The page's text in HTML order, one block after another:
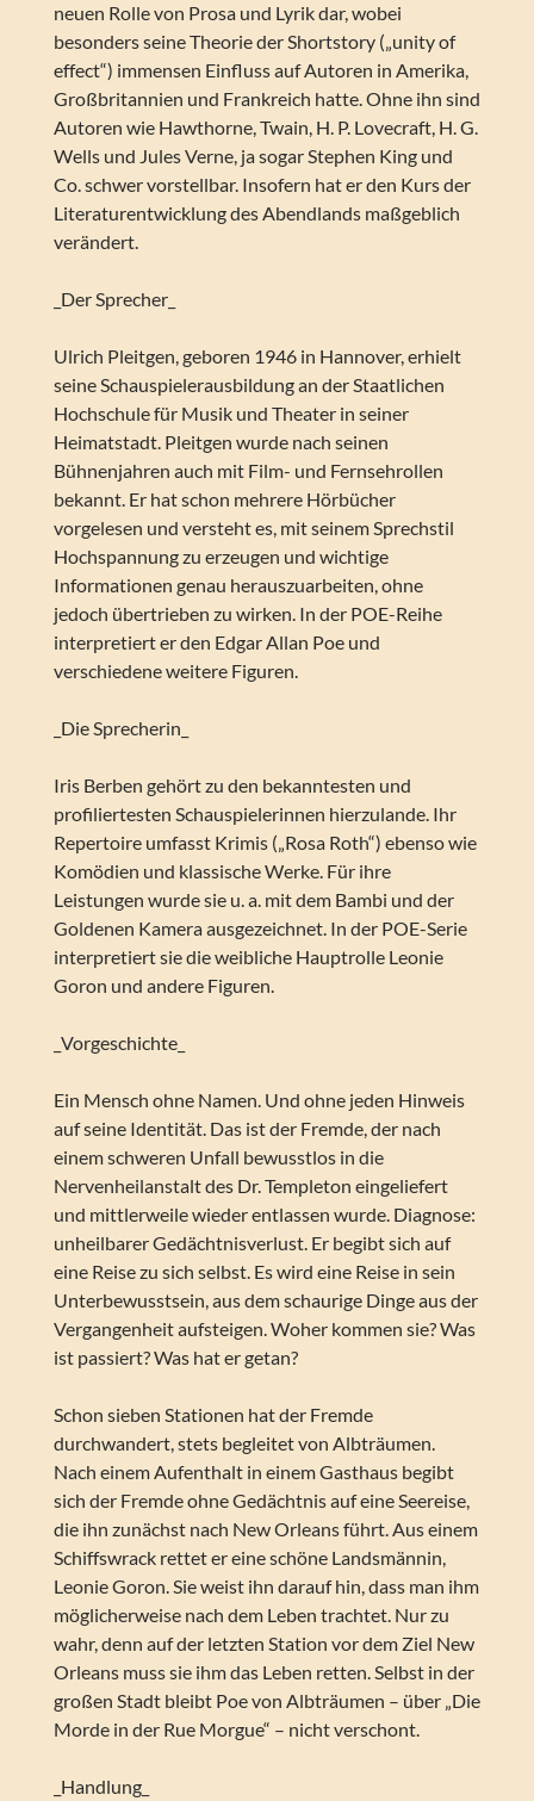
neuen Rolle von Prosa und Lyrik dar, wobei
besonders seine Theorie der Shortstory („unity of
effect“) immensen Einfluss auf Autoren in Amerika,
Großbritannien und Frankreich hatte. Ohne ihn sind
Autoren wie Hawthorne, Twain, H. P. Lovecraft, H. G.
Wells und Jules Verne, ja sogar Stephen King und
Co. schwer vorstellbar. Insofern hat er den Kurs der
Literaturentwicklung des Abendlands maßgeblich
verändert.
_Der Sprecher_
Ulrich Pleitgen, geboren 1946 in Hannover, erhielt
seine Schauspielerausbildung an der Staatlichen
Hochschule für Musik und Theater in seiner
Heimatstadt. Pleitgen wurde nach seinen
Bühnenjahren auch mit Film- und Fernsehrollen
bekannt. Er hat schon mehrere Hörbücher
vorgelesen und versteht es, mit seinem Sprechstil
Hochspannung zu erzeugen und wichtige
Informationen genau herauszuarbeiten, ohne
jedoch übertrieben zu wirken. In der POE-Reihe
interpretiert er den Edgar Allan Poe und
verschiedene weitere Figuren.
_Die Sprecherin_
Iris Berben gehört zu den bekanntesten und
profiliertesten Schauspielerinnen hierzulande. Ihr
Repertoire umfasst Krimis („Rosa Roth“) ebenso wie
Komödien und klassische Werke. Für ihre
Leistungen wurde sie u. a. mit dem Bambi und der
Goldenen Kamera ausgezeichnet. In der POE-Serie
interpretiert sie die weibliche Hauptrolle Leonie
Goron und andere Figuren.
_Vorgeschichte_
Ein Mensch ohne Namen. Und ohne jeden Hinweis
auf seine Identität. Das ist der Fremde, der nach
einem schweren Unfall bewusstlos in die
Nervenheilanstalt des Dr. Templeton eingeliefert
und mittlerweile wieder entlassen wurde. Diagnose:
unheilbarer Gedächtnisverlust. Er begibt sich auf
eine Reise zu sich selbst. Es wird eine Reise in sein
Unterbewusstsein, aus dem schaurige Dinge aus der
Vergangenheit aufsteigen. Woher kommen sie? Was
ist passiert? Was hat er getan?
Schon sieben Stationen hat der Fremde
durchwandert, stets begleitet von Albträumen.
Nach einem Aufenthalt in einem Gasthaus begibt
sich der Fremde ohne Gedächtnis auf eine Seereise,
die ihn zunächst nach New Orleans führt. Aus einem
Schiffswrack rettet er eine schöne Landsmännin,
Leonie Goron. Sie weist ihn darauf hin, dass man ihm
möglicherweise nach dem Leben trachtet. Nur zu
wahr, denn auf der letzten Station vor dem Ziel New
Orleans muss sie ihm das Leben retten. Selbst in der
großen Stadt bleibt Poe von Albträumen – über „Die
Morde in der Rue Morgue“ – nicht verschont.
_Handlung_